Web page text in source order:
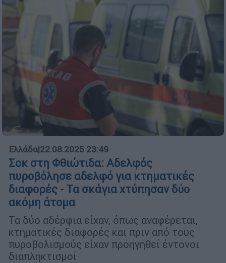
Ελλάδα|22.08.2025 23:49
Σοκ στη Φθιώτιδα: Αδελφός
πυροβόλησε αδελφό για κτηματικές
διαφορές - Τα σκάγια χτύπησαν δύο
ακόμη άτομα
Τα δύο αδέρφια είχαν, όπως αναφέρεται,
κτηματικές διαφορές και πριν από τους
πυροβολισμούς είχαν προηγηθεί έντονοι
διαπληκτισμοί